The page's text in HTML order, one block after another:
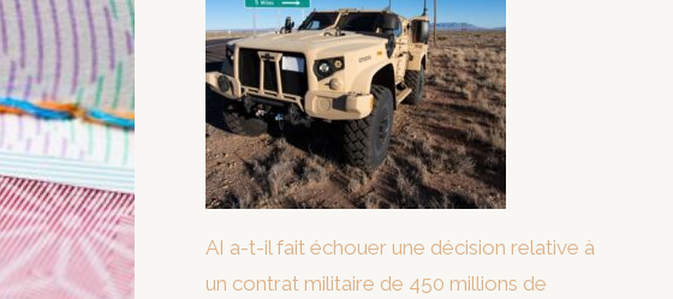
AI a-t-il fait échouer une décision relative à
un contrat militaire de 450 millions de